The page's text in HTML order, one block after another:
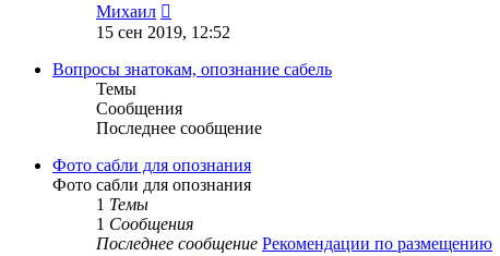
Михаил
к
сообщению
15 сен 2019, 12:52
Вопросы знатокам, опознание сабель
Темы
Сообщения
Последнее сообщение
Фото сабли для опознания
Фото сабли для опознания
1 Темы
1 Сообщения
Последнее сообщение Рекомендации по размещению